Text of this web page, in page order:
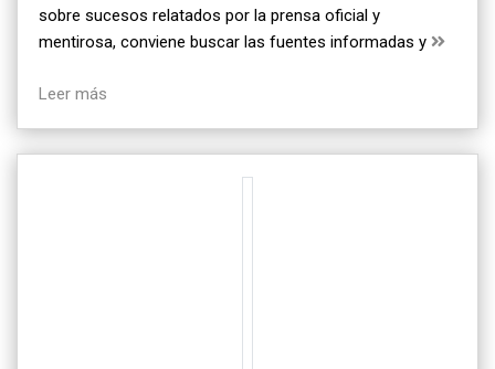
sobre sucesos relatados por la prensa oficial y
mentirosa, conviene buscar las fuentes informadas y
Leer más